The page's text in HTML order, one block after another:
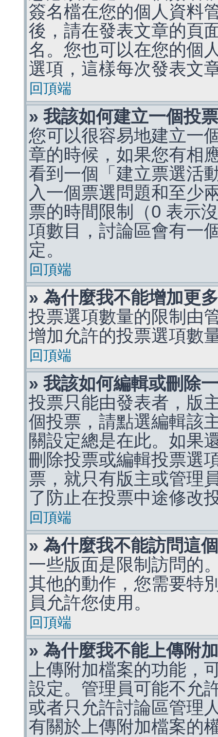
簽名檔在您的個人資料
後，請在發表文章的頁
名。您也可以在您的個
選項，這樣每次發表文
回頂端
» 我該如何建立一個投
您可以很容易地建立一
章的時候，如果您有相
看到一個「建立票選活
入一個票選問題和至少
票的時間限制（0 表示
項數目，討論區會有一
定。
回頂端
» 為什麼我不能增加更
投票選項數量的限制由
增加允許的投票選項數
回頂端
» 我該如何編輯或刪除
投票只能由發表者，版
個投票，請點選編輯該
關設定總是在此。如果
刪除投票或編輯投票選
票，就只有版主或管理
了防止在投票中途修改
回頂端
» 為什麼我不能訪問這
一些版面是限制訪問的
其他的動作，您需要特
員允許您使用。
回頂端
» 為什麼我不能上傳附
上傳附加檔案的功能，
設定。管理員可能不允
或者只允許討論區管理
有關於上傳附加檔案的